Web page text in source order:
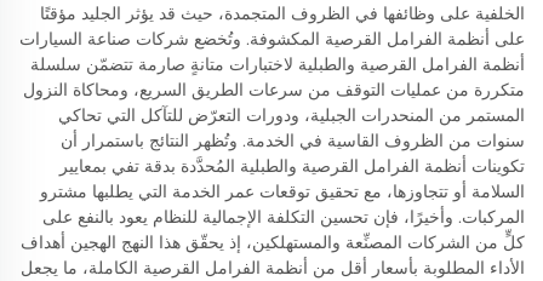
الخلفية على وظائفها في الظروف المتجمدة، حيث قد يؤثر الجليد مؤقتًا
على أنظمة الفرامل القرصية المكشوفة. وتُخضع شركات صناعة السيارات
أنظمة الفرامل القرصية والطبلية لاختبارات متانةٍ صارمة تتضمّن سلسلة
متكررة من عمليات التوقف من سرعات الطريق السريع، ومحاكاة النزول
المستمر من المنحدرات الجبلية، ودورات التعرّض للتآكل التي تحاكي
سنوات من الظروف القاسية في الخدمة. وتُظهر النتائج باستمرار أن
تكوينات أنظمة الفرامل القرصية والطبلية المُحدَّدة بدقة تفي بمعايير
السلامة أو تتجاوزها، مع تحقيق توقعات عمر الخدمة التي يطلبها مشترو
المركبات. وأخيرًا، فإن تحسين التكلفة الإجمالية للنظام يعود بالنفع على
كلٍّ من الشركات المصنِّعة والمستهلكين، إذ يحقّق هذا النهج الهجين أهداف
الأداء المطلوبة بأسعار أقل من أنظمة الفرامل القرصية الكاملة، ما يجعل